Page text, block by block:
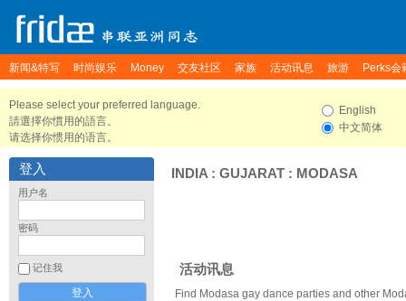
新闻&特写 时尚娱乐 Money 交友社区 家族 活动讯息 旅游 Perks会
Please select your preferred language.
請選擇你慣用的語言。
请选择你惯用的语言。
English
中文简体
登入
用户名
密码
记住我
INDIA : GUJARAT : MODASA
活动讯息
Find Modasa gay dance parties and other